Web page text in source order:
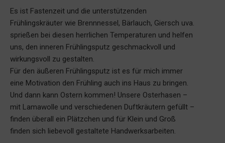
Es ist Fastenzeit und die unterstützenden
Frühlingskräuter wie Brennnessel, Bärlauch, Giersch uva.
sprießen bei diesen herrlichen Temperaturen und helfen
uns, den inneren Frühlingsputz geschmackvoll und
wirkungsvoll zu gestalten.
Für den äußeren Frühlingsputz ist es für mich immer
eine Motivation den Frühling auch ins Haus zu bringen.
Und dann kann Ostern kommen! Unsere Osterhasen –
mit Lamawolle und verschiedenen Duftkräutern gefüllt –
finden überall ein Plätzchen und für Klein und Groß
finden sich liebevoll gestaltete Handwerksarbeiten.